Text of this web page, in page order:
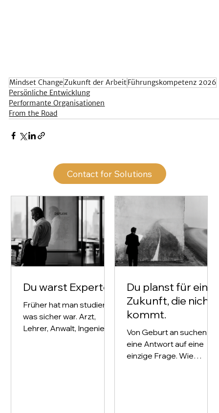
Contact for Solutions
Du warst Experte
Früher hat man studiert,
was sicher war. Arzt,
Lehrer, Anwalt, Ingenieur.
Du planst für eine
Zukunft, die nicht
kommt.
Von Geburt an suchen wir
eine Antwort auf eine
einzige Frage. Wie
Mindset ChangeZukunft der ArbeitFührungskompetenz 2026
Persönliche Entwicklung
Performante Organisationen
From the Road